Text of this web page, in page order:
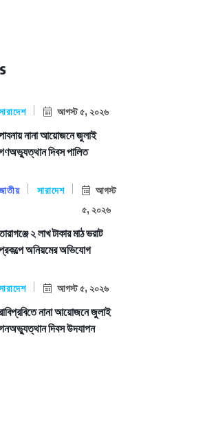
আগস্ট ৫, ২০২৬
নানা আয়োজনে জুলাই
দিবস পালিত
সারাদেশ
আগস্ট
৫, ২০২৬
২ লাখ টাকার মাঠ ভরাট
অনিয়মের অভিযোগ
আগস্ট ৫, ২০২৬
নানা আয়োজনে জুলাই
দিবস উদযাপন